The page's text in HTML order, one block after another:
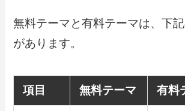
無料テーマと有料テーマは、下
があります。
項目 無料テーマ 有料